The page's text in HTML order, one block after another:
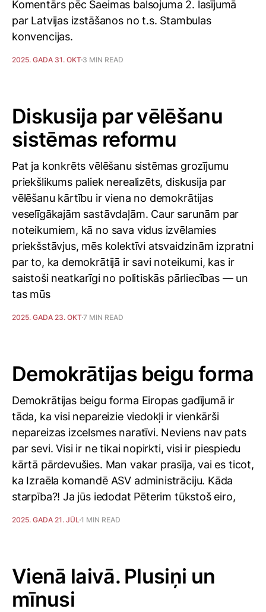
Komentārs pēc Saeimas balsojuma 2. lasījumā
par Latvijas izstāšanos no t.s. Stambulas
konvencijas.
2025. GADA 31. OKT 3 MIN READ
Diskusija par vēlēšanu
sistēmas reformu
Pat ja konkrēts vēlēšanu sistēmas grozījumu
priekšlikums paliek nerealizēts, diskusija par
vēlēšanu kārtību ir viena no demokrātijas
veselīgākajām sastāvdaļām. Caur sarunām par
noteikumiem, kā no sava vidus izvēlamies
priekšstāvjus, mēs kolektīvi atsvaidzinām izpratni
par to, ka demokrātijā ir savi noteikumi, kas ir
saistoši neatkarīgi no politiskās pārliecības — un
tas mūs
2025. GADA 23. OKT7 MIN READ
Demokrātijas beigu forma
Demokrātijas beigu forma Eiropas gadījumā ir
tāda, ka visi nepareizie viedokļi ir vienkārši
nepareizas izcelsmes naratīvi. Neviens nav pats
par sevi. Visi ir ne tikai nopirkti, visi ir piespiedu
kārtā pārdevušies. Man vakar prasīja, vai es ticot,
ka Izraēla komandē ASV administrāciju. Kāda
starpība?! Ja jūs iedodat Pēterim tūkstoš eiro,
2025. GADA 21. JŪL1 MIN READ
Vienā laivā. Plusiņi un
mīnusi